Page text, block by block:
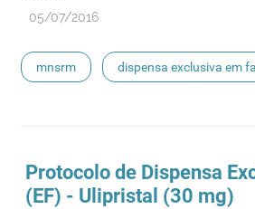
05/07/2016
mnsrm dispensa exclusiva em
Protocolo de Dispensa
(EF) - Ulipristal (30 mg)